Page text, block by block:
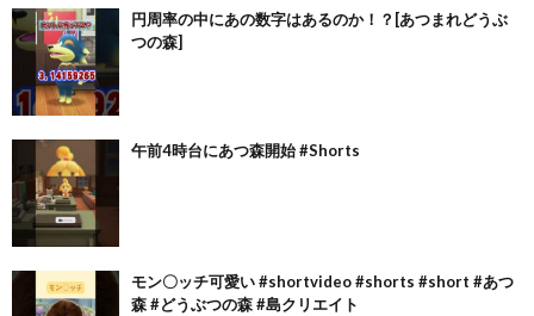
円周率の中にあの数字はあるのか！？[あつまれどうぶ
つの森]
午前4時台にあつ森開始 #Shorts
モン〇ッチ可愛い #shortvideo #shorts #short #あつ
森 #どうぶつの森 #島クリエイト